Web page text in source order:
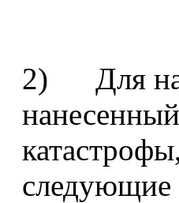
2) Для
следующие